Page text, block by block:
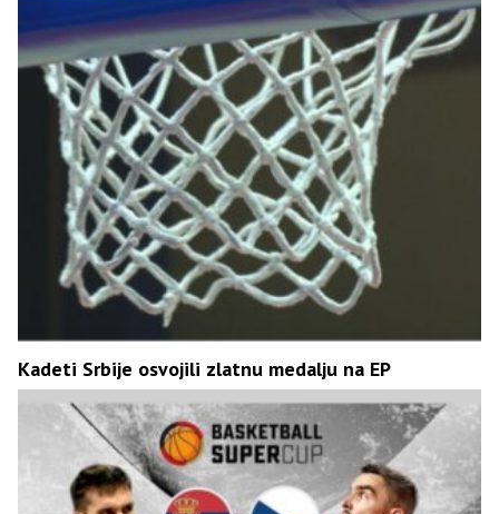
Kadeti Srbije osvojili zlatnu medalju na EP